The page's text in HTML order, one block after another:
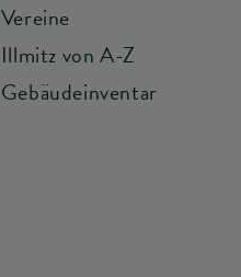
Vereine
Illmitz von A-Z
Gebäudeinventar